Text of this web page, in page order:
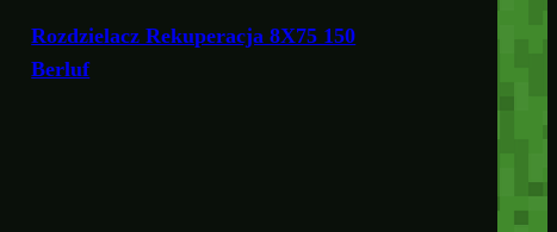
Rozdzielacz Rekuperacja 8X75 150
Berluf